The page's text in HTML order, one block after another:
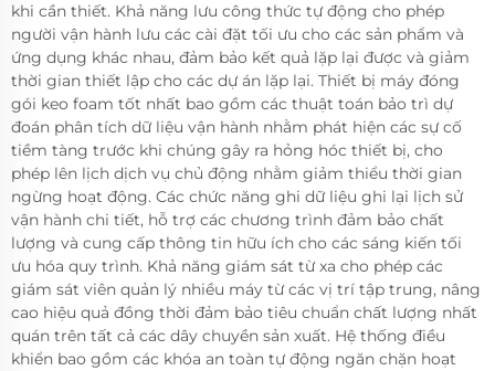
khi cần thiết. Khả năng lưu công thức tự động cho phép
người vận hành lưu các cài đặt tối ưu cho các sản phẩm và
ứng dụng khác nhau, đảm bảo kết quả lặp lại được và giảm
thời gian thiết lập cho các dự án lặp lại. Thiết bị máy đóng
gói keo foam tốt nhất bao gồm các thuật toán bảo trì dự
đoán phân tích dữ liệu vận hành nhằm phát hiện các sự cố
tiềm tàng trước khi chúng gây ra hỏng hóc thiết bị, cho
phép lên lịch dịch vụ chủ động nhằm giảm thiểu thời gian
ngừng hoạt động. Các chức năng ghi dữ liệu ghi lại lịch sử
vận hành chi tiết, hỗ trợ các chương trình đảm bảo chất
lượng và cung cấp thông tin hữu ích cho các sáng kiến tối
ưu hóa quy trình. Khả năng giám sát từ xa cho phép các
giám sát viên quản lý nhiều máy từ các vị trí tập trung, nâng
cao hiệu quả đồng thời đảm bảo tiêu chuẩn chất lượng nhất
quán trên tất cả các dây chuyền sản xuất. Hệ thống điều
khiển bao gồm các khóa an toàn tự động ngăn chặn hoạt